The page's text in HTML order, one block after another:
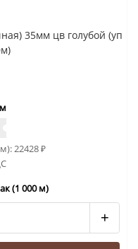
35мм цв голубой (уп
22428₽
(1 000 м)
+